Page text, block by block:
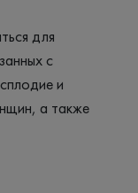
для
с
и
а также